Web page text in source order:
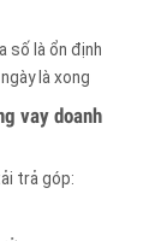
số là ổn định
vay doanh